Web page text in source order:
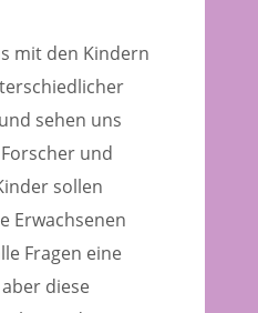
mit den Kindern
sehen uns
und
sollen
Erwachsenen
Fragen eine
diese